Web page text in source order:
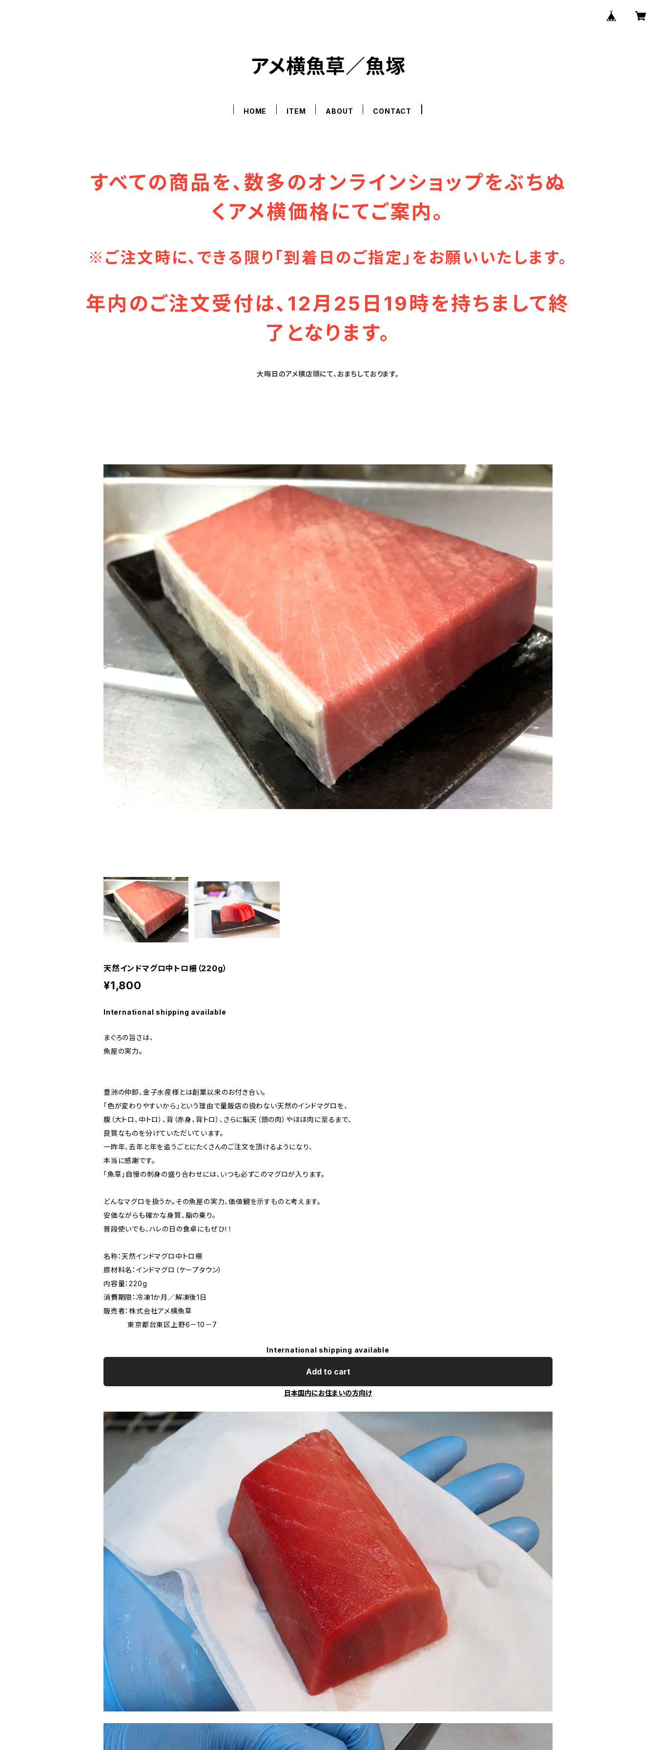
アメ横魚草／魚塚
HOME ITEM ABOUT CONTACT
すべての商品を、数多のオンラインショップをぶちぬ
くアメ横価格にてご案内。
※ご注文時に、できる限り「到着日のご指定」をお願いいたします。
年内のご注文受付は、12月25日19時を持ちまして終
了となります。
大晦日のアメ横店頭にて、おまちしております。
天然インドマグロ中トロ柵（220g）
¥1,800
International shipping available
まぐろの旨さは、
魚屋の実力。
豊洲の仲卸、金子水産様とは創業以来のお付き合い。
「色が変わりやすいから」という理由で量販店の扱わない天然のインドマグロを、
腹（大トロ、中トロ）、背（赤身、背トロ）、さらに脳天（頭の肉）やほほ肉に至るまで、
良質なものを分けていただいています。
一昨年、去年と年を追うごとにたくさんのご注文を頂けるようになり、
本当に感謝です。
「魚草」自慢の刺身の盛り合わせには、いつも必ずこのマグロが入ります。
どんなマグロを扱うか。その魚屋の実力、価値観を示すものと考えます。
安価ながらも確かな身質、脂の乗り。
普段使いでも、ハレの日の食卓にもぜひ！！
名称：天然インドマグロ中トロ柵
原材料名：インドマグロ（ケープタウン）
内容量：220g
消費期限：冷凍1か月／解凍後1日
販売者：株式会社アメ横魚草
東京都台東区上野6－10－7
International shipping available
Add to cart
日本国内にお住まいの方向け